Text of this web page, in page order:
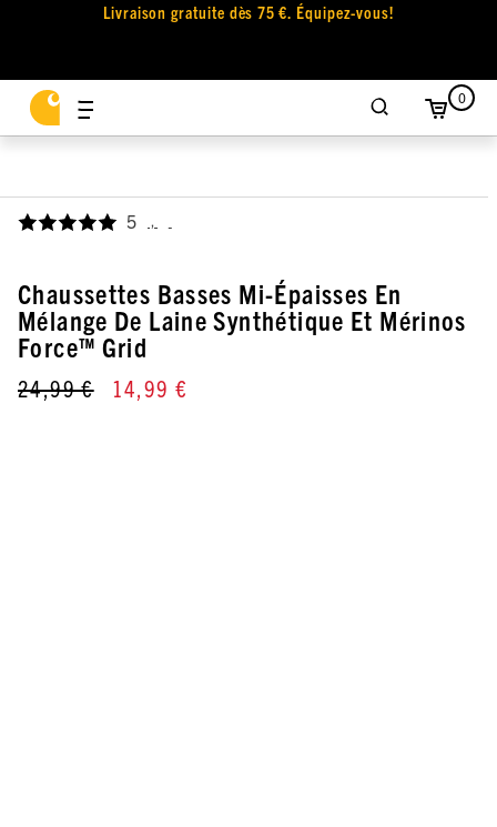
Livraison gratuite dès 75 €. Équipez-vous!
0
5 ,
Chaussettes Basses Mi-Épaisses En
Mélange De Laine Synthétique Et Mérinos
Force™ Grid
24,99 € 14,99 €